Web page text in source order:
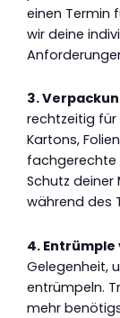
einen Termin
wir deine
3.
rechtzeitig
Kartons,
fachgerechte
Schutz
während des
4. Entrümple
Gelegenheit,
entrümpeln.
mehr